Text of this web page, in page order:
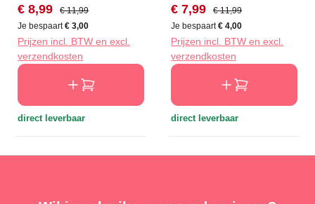
Verkoopprijs:
€ 8,99 Normale prijs:
€ 11,99
Je bespaart€ 3,00
Prijzen incl. BTW en excl.
verzendkosten
direct leverbaar
Verkoopprijs:
€ 7,99 Normale prijs:
€ 11,99
Je bespaart€ 4,00
Prijzen incl. BTW en excl.
verzendkosten
direct leverbaar